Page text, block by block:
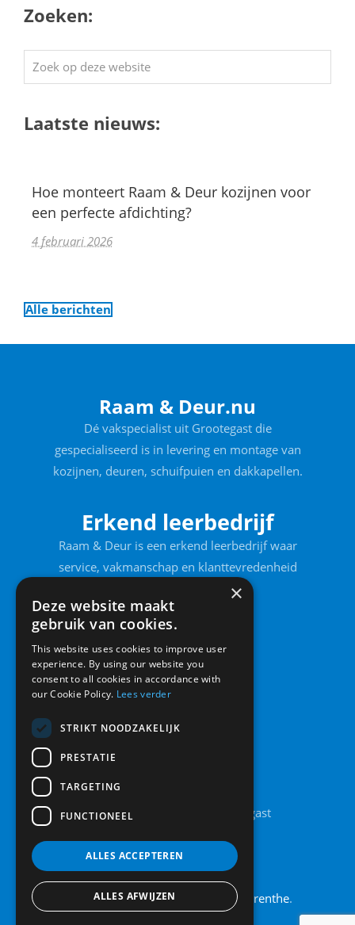
Zoeken:
Zoek
op
website
Laatste nieuws:
Hoe monteert Raam & Deur kozijnen voor
een perfecte afdichting?
4 februari 2026
Alle berichten
Raam & Deur.nu
Dé vakspecialist uit Grootegast die
gespecialiseerd is in levering en montage van
kozijnen, deuren, schuifpuien en dakkapellen.
Erkend leerbedrijf
Raam & Deur is een erkend leerbedrijf waar
service, vakmanschap en klanttevredenheid
Legolaan 8A, 9861 AT Grootegast
info@raamendeur.nu
Actief inFriesland,Groningen en Drenthe.
×
Deze website maakt
gebruik van cookies.
This website uses cookies to improve user
experience. By using our website you
consent to all cookies in accordance with
our Cookie Policy. Lees verder
STRIKT NOODZAKELIJK
PRESTATIE
TARGETING
FUNCTIONEEL
ALLES ACCEPTEREN
ALLES AFWIJZEN